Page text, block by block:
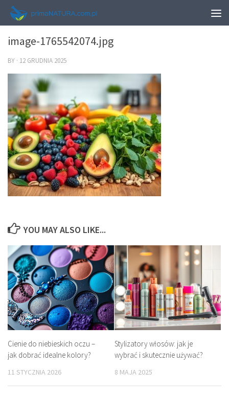
0
image-1765542074.jpg
BY · 12 GRUDNIA 2025
YOU MAY ALSO LIKE...
Cienie do niebieskich oczu –
jak dobrać idealne kolory?
11 STYCZNIA 2026
Stylizatory włosów: jak je
wybrać i skutecznie używać?
8 MAJA 2025